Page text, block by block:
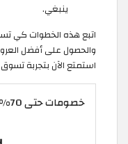
ينبغي.
والحصول على أفضل
استمتع الآن بتجربة
خصومات حتى 70% +تخفيض اضافي 20%